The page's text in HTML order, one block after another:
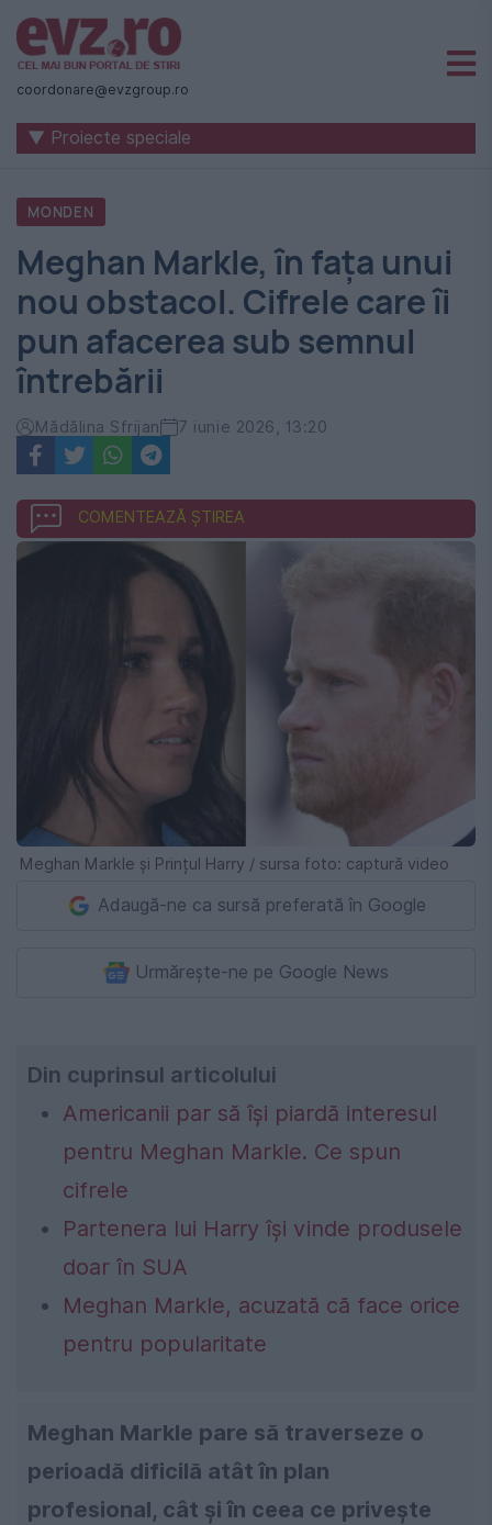
Știri
naționale
internaționale
România
-
Evenimentul
Zilei
coordonare@evzgroup.ro
▼ Proiecte speciale
MONDEN
Meghan Markle, în fața unui
nou obstacol. Cifrele care îi
pun afacerea sub semnul
întrebării
Mădălina Sfrijan 7 iunie 2026, 13:20
COMENTEAZĂ ȘTIREA
Meghan Markle și Prințul Harry / sursa foto: captură video
Adaugă-ne ca sursă preferată în Google
Urmărește-ne pe Google News
Din cuprinsul articolului
Americanii par să își piardă interesul
pentru Meghan Markle. Ce spun
cifrele
Partenera lui Harry își vinde produsele
doar în SUA
Meghan Markle, acuzată că face orice
pentru popularitate
Meghan Markle pare să traverseze o
perioadă dificilă atât în plan
profesional, cât și în ceea ce privește